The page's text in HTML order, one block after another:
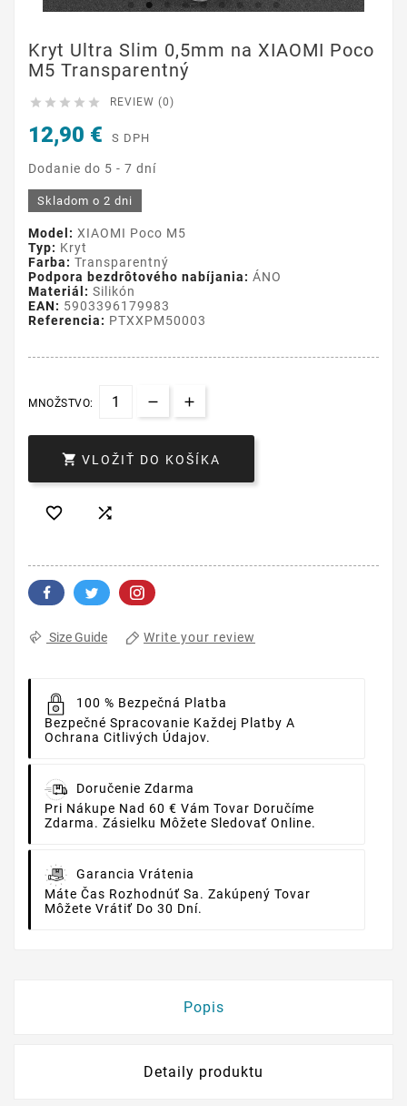
Kryt Ultra Slim 0,5mm na XIAOMI Poco
M5 Transparentný
     REVIEW (0)
12,90 € S DPH
Dodanie do 5 - 7 dní
Skladom o 2 dni
Model: XIAOMI Poco M5
Typ: Kryt
Farba: Transparentný
Podpora bezdrôtového nabíjania: ÁNO
Materiál: Silikón
EAN: 5903396179983
Referencia: PTXXPM50003
MNOŽSTVO:
 VLOŽIŤ DO KOŠÍKA
 
Size Guide Write your review
100 % Bezpečná Platba
Bezpečné Spracovanie Každej Platby A
Ochrana Citlivých Údajov.
Doručenie Zdarma
Pri Nákupe Nad 60 € Vám Tovar Doručíme
Zdarma. Zásielku Môžete Sledovať Online.
Garancia Vrátenia
Máte Čas Rozhodnúť Sa. Zakúpený Tovar
Môžete Vrátiť Do 30 Dní.
Popis
Detaily produktu